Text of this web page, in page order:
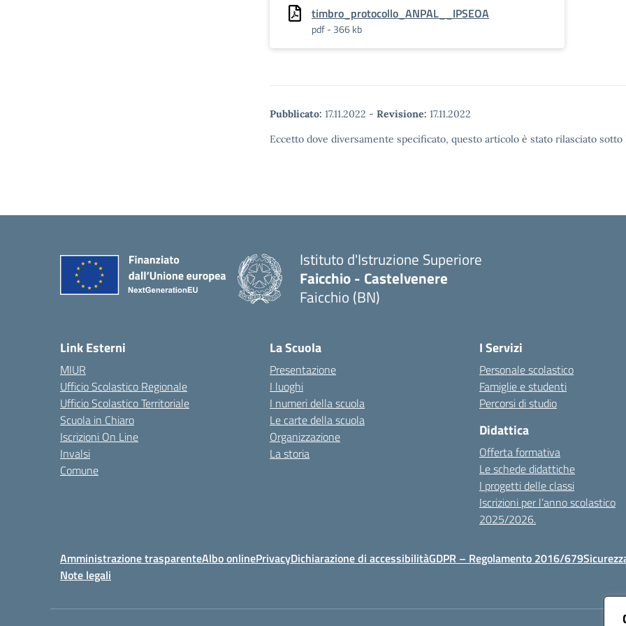
timbro_protocollo_ANPAL__IPSEOA
pdf - 366 kb
Pubblicato: 17.11.2022 - Revisione: 17.11.2022
Eccetto dove diversamente specificato, questo articolo è stato rilasciato
Istituto d'Istruzione Superiore
Faicchio - Castelvenere
Faicchio (BN)
Link Esterni
MIUR
Ufficio Scolastico Regionale
Ufficio Scolastico Territoriale
Scuola in Chiaro
Iscrizioni On Line
Invalsi
Comune
La Scuola
Presentazione
I luoghi
I numeri della scuola
Le carte della scuola
Organizzazione
La storia
I Servizi
Personale scolastico
Famiglie e studenti
Percorsi di studio
Didattica
Offerta formativa
Le schede didattiche
I progetti delle classi
Iscrizioni per l’anno scolastico
2025/2026.
Amministrazione trasparenteAlbo onlinePrivacyDichiarazione di accessibilitàGDPR – Regolamento 2016/679
Note legali